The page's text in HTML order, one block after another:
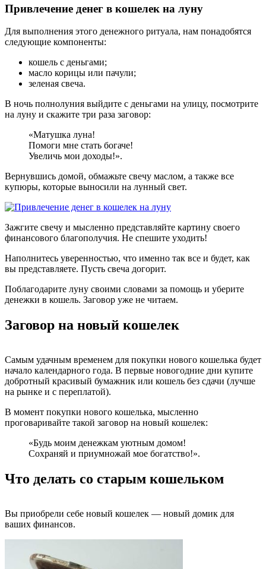
Привлечение денег в кошелек на луну
Для выполнения этого денежного ритуала, нам понадобятся
следующие компоненты:
кошель с деньгами;
масло корицы или пачули;
зеленая свеча.
В ночь полнолуния выйдите с деньгами на улицу, посмотрите
на луну и скажите три раза заговор:
«Матушка луна!
Помоги мне стать богаче!
Увеличь мои доходы!».
Вернувшись домой, обмажьте свечу маслом, а также все
купюры, которые выносили на лунный свет.
Зажгите свечу и мысленно представляйте картину своего
финансового благополучия. Не спешите уходить!
Наполнитесь уверенностью, что именно так все и будет, как
вы представляете. Пусть свеча догорит.
Поблагодарите луну своими словами за помощь и уберите
денежки в кошель. Заговор уже не читаем.
Заговор на новый кошелек
Самым удачным временем для покупки нового кошелька будет
начало календарного года. В первые новогодние дни купите
добротный красивый бумажник или кошель без сдачи (лучше
на рынке и с переплатой).
В момент покупки нового кошелька, мысленно
проговаривайте такой заговор на новый кошелек:
«Будь моим денежкам уютным домом!
Сохраняй и приумножай мое богатство!».
Что делать со старым кошельком
Вы приобрели себе новый кошелек — новый домик для
ваших финансов.